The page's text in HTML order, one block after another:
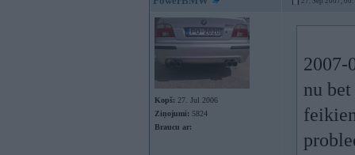
Kopš: 27. Jul 2006
Ziņojumi: 5824
Braucu ar:
2007-
nu